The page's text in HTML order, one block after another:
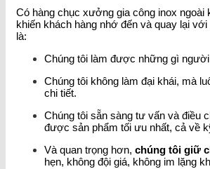
Có hàng chục xưởng gia công inox ngoài
khiến khách hàng nhớ đến và quay lại
là:
Chúng tôi làm được những gì
Chúng tôi không làm đại khái, mà
chi tiết.
Chúng tôi sẵn sàng tư vấn và điều
được sản phẩm tối ưu nhất, cả về
Và quan trọng hơn, chúng tôi giữ
hẹn, không đội giá, không im lặng